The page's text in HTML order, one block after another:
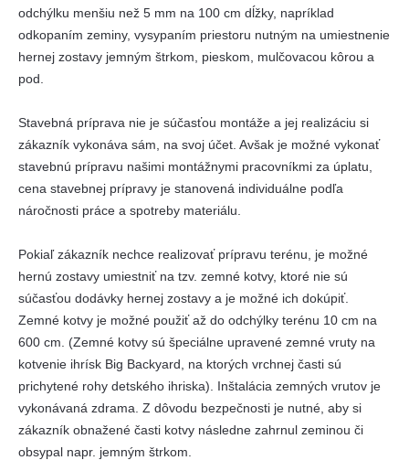
odchýlku menšiu než 5 mm na 100 cm dĺžky, napríklad
odkopaním zeminy, vysypaním priestoru nutným na umiestnenie
hernej zostavy jemným štrkom, pieskom, mulčovacou kôrou a
pod.
Stavebná príprava nie je súčasťou montáže a jej realizáciu si
zákazník vykonáva sám, na svoj účet. Avšak je možné vykonať
stavebnú prípravu našimi montážnymi pracovníkmi za úplatu,
cena stavebnej prípravy je stanovená individuálne podľa
náročnosti práce a spotreby materiálu.
Pokiaľ zákazník nechce realizovať prípravu terénu, je možné
hernú zostavy umiestniť na tzv. zemné kotvy, ktoré nie sú
súčasťou dodávky hernej zostavy a je možné ich dokúpiť.
Zemné kotvy je možné použiť až do odchýlky terénu 10 cm na
600 cm. (Zemné kotvy sú špeciálne upravené zemné vruty na
kotvenie ihrísk Big Backyard, na ktorých vrchnej časti sú
prichytené rohy detského ihriska). Inštalácia zemných vrutov je
vykonávaná zdrama. Z dôvodu bezpečnosti je nutné, aby si
zákazník obnažené časti kotvy následne zahrnul zeminou či
obsypal napr. jemným štrkom.